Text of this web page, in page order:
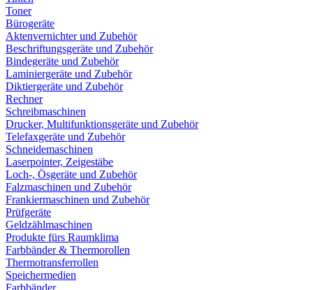
Toner
Bürogeräte
Aktenvernichter und Zubehör
Beschriftungsgeräte und Zubehör
Bindegeräte und Zubehör
Laminiergeräte und Zubehör
Diktiergeräte und Zubehör
Rechner
Schreibmaschinen
Drucker, Multifunktionsgeräte und Zubehör
Telefaxgeräte und Zubehör
Schneidemaschinen
Laserpointer, Zeigestäbe
Loch-, Ösgeräte und Zubehör
Falzmaschinen und Zubehör
Frankiermaschinen und Zubehör
Prüfgeräte
Geldzählmaschinen
Produkte fürs Raumklima
Farbbänder & Thermorollen
Thermotransferrollen
Speichermedien